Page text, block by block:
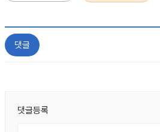
댓글
댓글등록